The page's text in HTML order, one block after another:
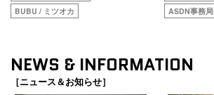
BUBU / ミツオカ
ASDN事務局
NEWS & INFORMATION
［ニュース＆お知らせ］